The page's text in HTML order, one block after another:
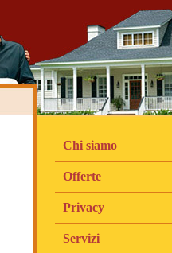
Chi siamo
Offerte
Privacy
Servizi